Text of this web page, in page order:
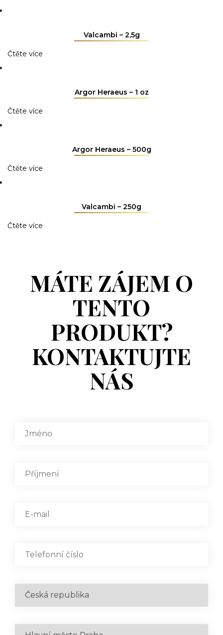
Valcambi – 2,5g
Čtěte více
Argor Heraeus – 1 oz
Čtěte více
Argor Heraeus – 500g
Čtěte více
Valcambi – 250g
Čtěte více
MÁTE ZÁJEM O
TENTO
PRODUKT?
KONTAKTUJTE
NÁS